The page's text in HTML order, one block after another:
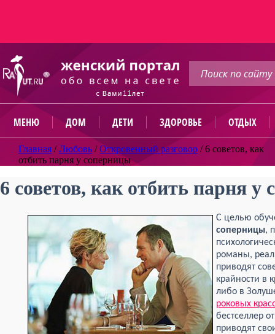
МЕНЮ ДОМ ДЕТИ ЗДОРОВЬЕ ОТДЫХ
Главная /Любовь /Откровенный разговор /6 советов, как
отбить парня у соперницы
6 советов, как отбить парня у
С целью
соперницы,
романы,
приводят
крайности в
либо в
роковых
бестселлер
приводят